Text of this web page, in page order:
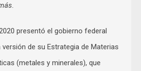
presentó el gobierno federal
versión de su Estrategia de Materias
(metales y minerales), que